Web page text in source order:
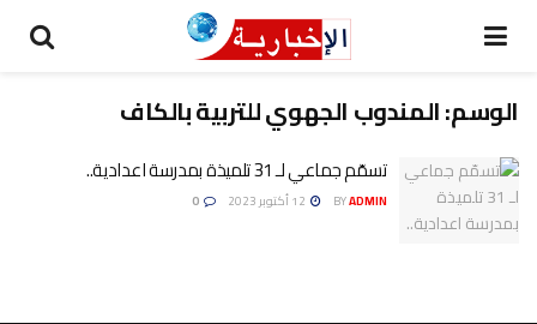
الوسم:المندوب الجهوي للتربية بالكاف
تسمّم جماعي لـ 31 تلميذة بمدرسة اعدادية..
BYADMIN